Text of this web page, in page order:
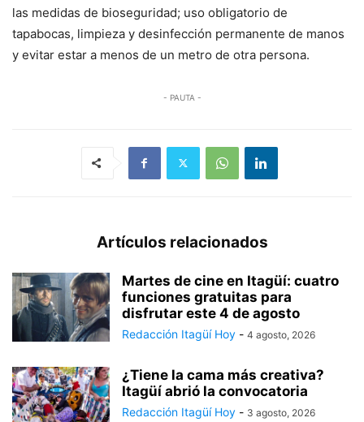
las medidas de bioseguridad; uso obligatorio de
tapabocas, limpieza y desinfección permanente de manos
y evitar estar a menos de un metro de otra persona.
- PAUTA -
Artículos relacionados
Martes de cine en Itagüí: cuatro
funciones gratuitas para
disfrutar este 4 de agosto
Redacción Itagüí Hoy - 4 agosto, 2026
¿Tiene la cama más creativa?
Itagüí abrió la convocatoria
Redacción Itagüí Hoy - 3 agosto, 2026